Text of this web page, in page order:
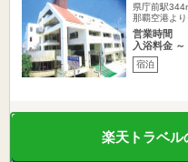
県庁前駅
那覇空港よ
営業時間
入浴料金 ～
宿泊
楽天トラベル